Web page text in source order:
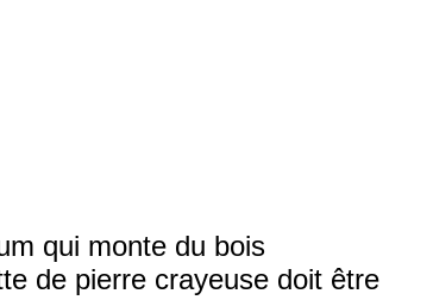
qui monte du bois
de pierre crayeuse doit être